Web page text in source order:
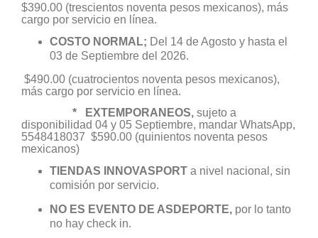
$390.00 (trescientos noventa pesos mexicanos), más
cargo por servicio en línea.
COSTO NORMAL; Del 14 de Agosto y hasta el
03 de Septiembre del 2026.
$490.00 (cuatrocientos noventa pesos mexicanos),
más cargo por servicio en línea.
* EXTEMPORANEOS, sujeto a
disponibilidad 04 y 05 Septiembre, mandar WhatsApp,
5548418037 $590.00 (quinientos noventa pesos
mexicanos)​​​​​​
TIENDAS INNOVASPORT a nivel nacional, sin
comisión por servicio.
NO ES EVENTO DE ASDEPORTE, por lo tanto
no hay check in.